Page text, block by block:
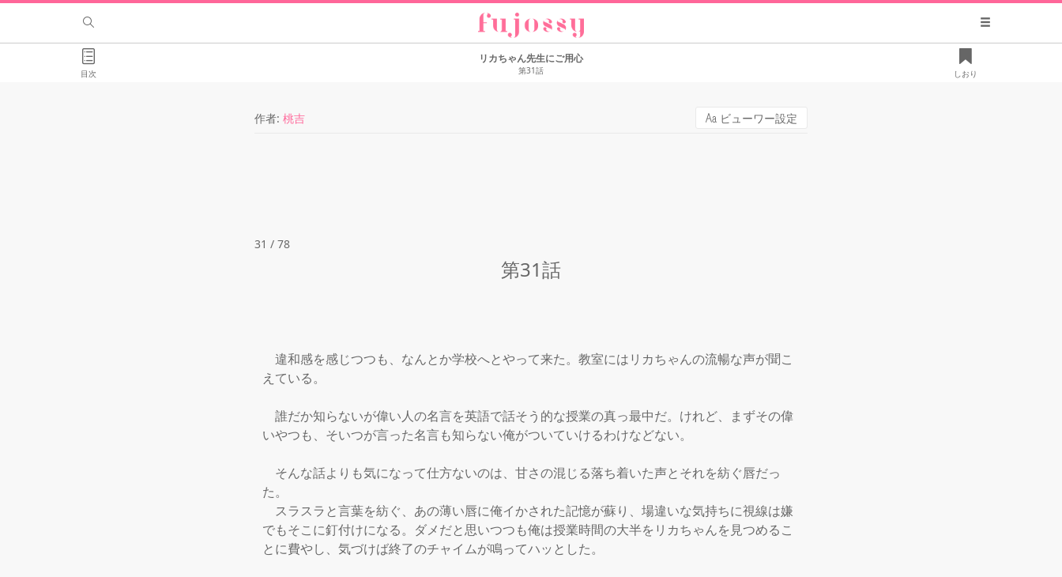
目次
リカちゃん先生にご用心
第31話 しおり
作者: 桃吉 ビューワー設定
31 / 78
第31話
違和感を感じつつも、なんとか学校へとやって来た。教室にはリカちゃんの流暢な声が聞こ
えている。
誰だか知らないが偉い人の名言を英語で話そう的な授業の真っ最中だ。けれど、まずその偉
いやつも、そいつが言った名言も知らない俺がついていけるわけなどない。
そんな話よりも気になって仕方ないのは、甘さの混じる落ち着いた声とそれを紡ぐ唇だっ
た。
スラスラと言葉を紡ぐ、あの薄い唇に俺イかされた記憶が蘇り、場違いな気持ちに視線は嫌
でもそこに釘付けになる。ダメだと思いつつも俺は授業時間の大半をリカちゃんを見つめるこ
とに費やし、気づけば終了のチャイムが鳴ってハッとした。